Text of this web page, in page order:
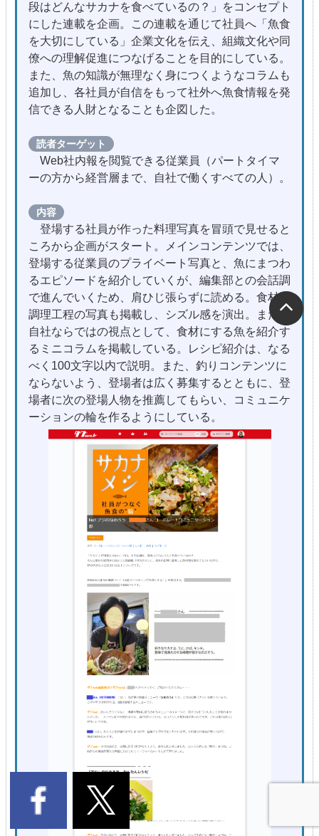
段はどんなサカナを食べているの？」をコンセプト
にした連載を企画。この連載を通じて社員へ「魚食
を大切にしている」企業文化を伝え、組織文化や同
僚への理解促進につなげることを目的にしている。
また、魚の知識が無理なく身につくようなコラムも
追加し、各社員が自信をもって社外へ魚食情報を発
信できる人財となることも企図した。
読者ターゲット
Web社内報を閲覧できる従業員（パートタイマ
ーの方から経営層まで、自社で働くすべての人）。
内容
登場する社員が作った料理写真を冒頭で見せると
ころから企画がスタート。メインコンテンツでは、
登場する従業員のプライベート写真と、魚にまつわ
るエピソードを紹介していくが、編集部との会話調
で進んでいくため、肩ひじ張らずに読める。食材や
調理工程の写真も掲載し、シズル感を演出。また、
自社ならではの視点として、食材にする魚を紹介す
るミニコラムを掲載している。レシピ紹介は、なる
べく100文字以内で説明。また、釣りコンテンツに
ならないよう、登場者は広く募集するとともに、登
場者に次の登場人物を推薦してもらい、コミュニケ
ーションの輪を作るようにしている。